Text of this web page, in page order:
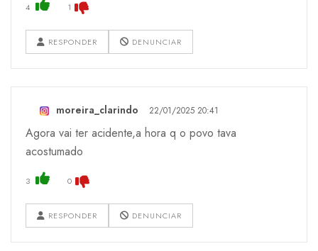
4 1
RESPONDER DENUNCIAR
moreira_clarindo 22/01/2025 20:41
Agora vai ter acidente,a hora q o povo tava
acostumado
3 0
RESPONDER DENUNCIAR